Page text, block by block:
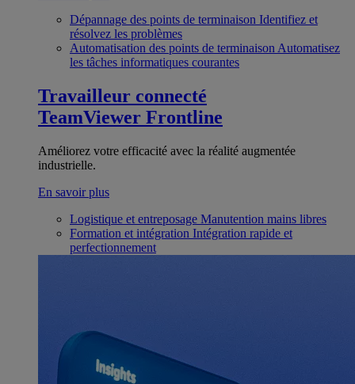
Dépannage des points de terminaison Identifiez et
résolvez les problèmes
Automatisation des points de terminaison Automatisez
les tâches informatiques courantes
Travailleur connecté
TeamViewer Frontline
Améliorez votre efficacité avec la réalité augmentée
industrielle.
En savoir plus
Logistique et entreposage Manutention mains libres
Formation et intégration Intégration rapide et
perfectionnement